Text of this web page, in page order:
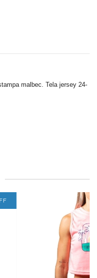
malbec. Tela jersey 24-